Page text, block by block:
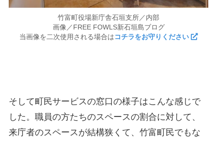
竹富町役場新庁舎石垣支所／内部
画像／FREE FOWLS新石垣島ブログ
当画像を二次使用される場合はコチラをお守りください
そして町民サービスの窓口の様子はこんな感じで
した。職員の方たちのスペースの割合に対して、
来庁者のスペースが結構狭くて、竹富町民でもな